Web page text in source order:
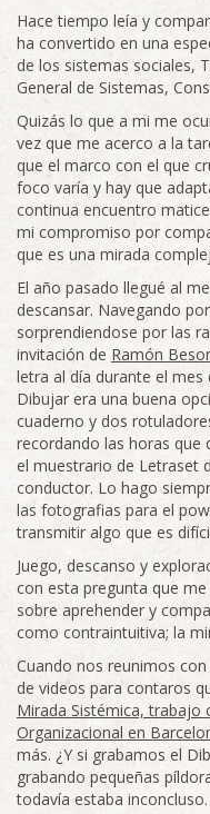
Hace tiempo leía y
ha convertido en una
de los sistemas sociales,
General de Sistemas,
Quizás lo que a mi me
vez que me acerco a la
que el marco con el que
foco varía y hay que
continua encuentro
mi compromiso por
que es una mirada
El año pasado llegué al
descansar. Navegando
sorprendiendose por las
invitación de Ramón
letra al día durante el mes
Dibujar era una buena
cuaderno y dos
recordando las horas que
el muestrario de Letraset
conductor. Lo hago
las fotografias para el
transmitir algo que es
Juego, descanso y
con esta pregunta que
sobre aprehender y
como contraintuitiva; la
Cuando nos reunimos
de videos para contaros
Mirada Sistémica, trabajo
Organizacional en
más. ¿Y si grabamos el
grabando pequeñas
todavía estaba inconcluso.